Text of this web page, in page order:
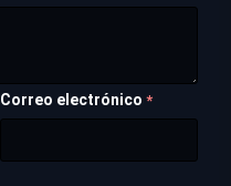
Correo electrónico *